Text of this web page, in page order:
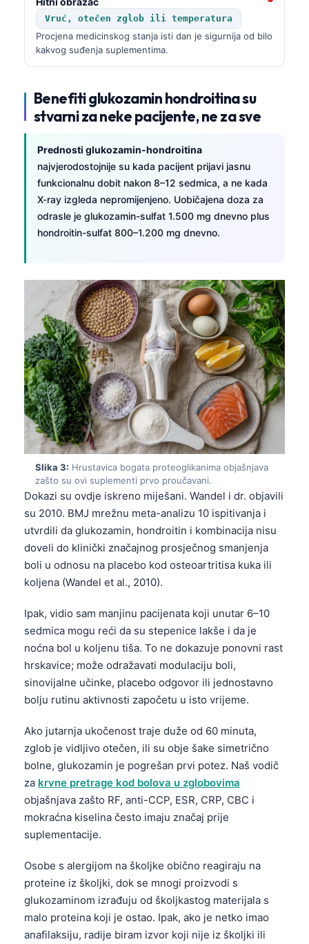
Vruć, otečen zglob ili temperatura
Procjena medicinskog stanja isti dan je sigurnija od bilo
kakvog suđenja suplementima.
Benefiti glukozamin hondroitina su
stvarni za neke pacijente, ne za sve
Prednosti glukozamin-hondroitina
najvjerodostojnije su kada pacijent prijavi jasnu
funkcionalnu dobit nakon 8–12 sedmica, a ne kada
X-ray izgleda nepromijenjeno. Uobičajena doza za
odrasle je glukozamin-sulfat 1.500 mg dnevno plus
hondroitin-sulfat 800–1.200 mg dnevno.
Slika 3: Hrustavica bogata proteoglikanima objašnjava
zašto su ovi suplementi prvo proučavani.
Dokazi su ovdje iskreno miješani. Wandel i dr. objavili
su 2010. BMJ mrežnu meta-analizu 10 ispitivanja i
utvrdili da glukozamin, hondroitin i kombinacija nisu
doveli do klinički značajnog prosječnog smanjenja
boli u odnosu na placebo kod osteoartritisa kuka ili
koljena (Wandel et al., 2010).
Ipak, vidio sam manjinu pacijenata koji unutar 6–10
sedmica mogu reći da su stepenice lakše i da je
noćna bol u koljenu tiša. To ne dokazuje ponovni rast
hrskavice; može odražavati modulaciju boli,
sinovijalne učinke, placebo odgovor ili jednostavno
bolju rutinu aktivnosti započetu u isto vrijeme.
Ako jutarnja ukočenost traje duže od 60 minuta,
zglob je vidljivo otečen, ili su obje šake simetrično
bolne, glukozamin je pogrešan prvi potez. Naš vodič
za krvne pretrage kod bolova u zglobovima
objašnjava zašto RF, anti-CCP, ESR, CRP, CBC i
mokraćna kiselina često imaju značaj prije
suplementacije.
Osobe s alergijom na školjke obično reagiraju na
proteine iz školjki, dok se mnogi proizvodi s
glukozaminom izrađuju od školjkastog materijala s
malo proteina koji je ostao. Ipak, ako je netko imao
anafilaksiju, radije biram izvor koji nije iz školjki ili